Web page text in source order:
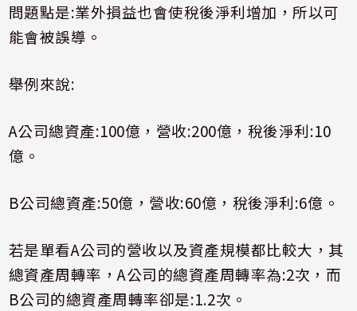
問題點是:業外損益也會使稅後淨利增加，所以可
能會被誤導。
舉例來說:
A公司總資產:100億，營收:200億，稅後淨利:10
億。
B公司總資產:50億，營收:60億，稅後淨利:6億。
若是單看A公司的營收以及資產規模都比較大，其
總資產周轉率，A公司的總資產周轉率為:2次，而
B公司的總資產周轉率卻是:1.2次。